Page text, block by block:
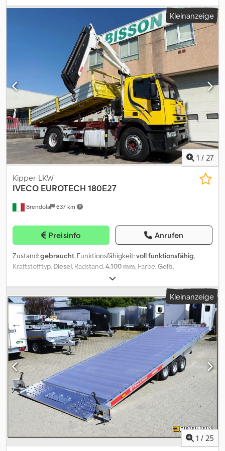
Emissionsklasse:Euro5, Anzahl der Sitzplätze:2, Baujahr:2005,
, Alles super Dcsdpfx Asyd T HqoltskKleinanzeige
1 / 27
Brendola 637 km
Kipper LKW
IVECO EUROTECH 180E27
Preisinfo Anrufen
Zustand:gebraucht, Funktionsfähigkeit:voll funktionsfähig,
Kraftstofftyp: Diesel, Radstand:4.100 mm, Farbe:Gelb,
, Emissionsklasse:
Ausstattung:Kran, IVECO EUROTECH 180E27 4x2 - Baujahr 1998
DIESEL/ Euro 2 Dsdpfxezkgu To Altock Km-Stand: 581.450
Schaltgetriebe/ Hubraum: 7685/ kW 196 Gesamtgewicht: 180 q.
Nutzlast: 8.180 kg/ Radstand: 4.100 mm Ausstattung: - Luftfederung
- Differenzialsperre Aufbau: - KIPPBARER AUFLIEGER, Maße:
4550x2500x H Plattform 1350 mm - Kran BONFIGLIOLI P15000/L 4SI
* Radio Baujahr Kran: 2007
Kleinanzeige
1 / 25